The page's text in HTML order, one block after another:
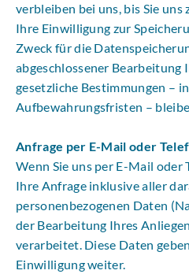
verbleiben bei uns, bis Sie
Ihre Einwilligung zur
Zweck für die
abgeschlossener Bearbeitung
gesetzliche Bestimmungen –
Aufbewahrungsfristen –
Anfrage per E-Mail oder
Wenn Sie uns per E-Mail
Ihre Anfrage inklusive aller
personenbezogenen Daten
der Bearbeitung Ihres
verarbeitet. Diese Daten
Einwilligung weiter.